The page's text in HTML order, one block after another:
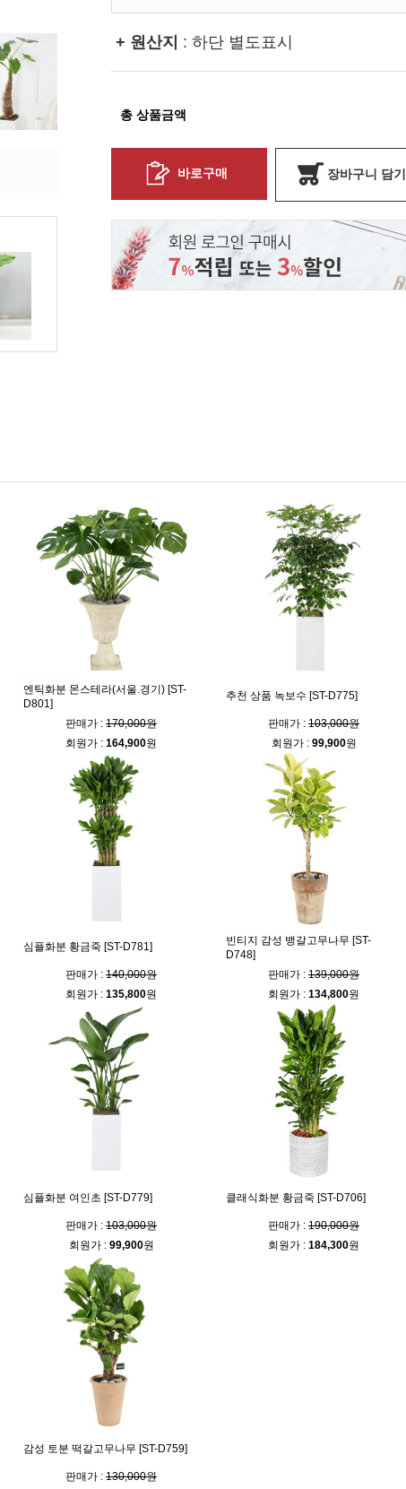
+ 원산지 : 하단 별도표시
총 상품금액
바로구매 장바구니 담기
엔틱화분 몬스테라(서울.경기) [ST-
D801]
판매가 : 170,000원
회원가 : 164,900원
추천 상품 녹보수 [ST-D775]
판매가 : 103,000원
회원가 : 99,900원
심플화분 황금죽 [ST-D781]
판매가 : 140,000원
회원가 : 135,800원
빈티지 감성 뱅갈고무나무 [ST-
D748]
판매가 : 139,000원
회원가 : 134,800원
심플화분 여인초 [ST-D779]
판매가 : 103,000원
회원가 : 99,900원
클래식화분 황금죽 [ST-D706]
판매가 : 190,000원
회원가 : 184,300원
감성 토분 떡갈고무나무 [ST-D759]
판매가 : 130,000원